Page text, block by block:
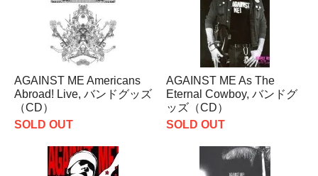
AGAINST ME Americans
Abroad! Live, バンドグッズ
（CD）
SOLD OUT
AGAINST ME As The
Eternal Cowboy, バンドグ
ッズ（CD）
SOLD OUT